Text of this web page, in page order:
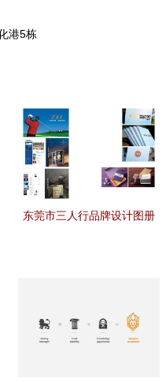
港5栋
东莞市三人行品牌设计图册